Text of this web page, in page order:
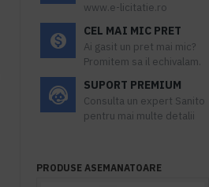
www.e-licitatie.ro
CEL MAI MIC PRET
Ai gasit un pret mai mic?
Promitem sa il echivalam.
SUPORT PREMIUM
Consulta un expert Sanito
pentru mai multe detalii
PRODUSE ASEMANATOARE